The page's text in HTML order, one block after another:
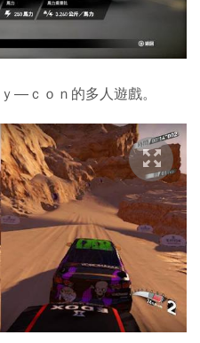
—ｃｏｎ的多人遊戲。